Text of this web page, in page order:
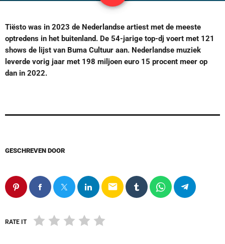
Tiësto was in 2023 de Nederlandse artiest met de meeste
optredens in het buitenland. De 54-jarige top-dj voert met 121
shows de lijst van Buma Cultuur aan. Nederlandse muziek
leverde vorig jaar met 198 miljoen euro 15 procent meer op
dan in 2022.
GESCHREVEN DOOR
email
RATE IT